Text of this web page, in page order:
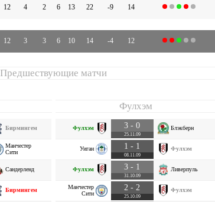
12 4 2 6 13 22 -9 14
12 3 3 6 10 14 -4 12
Предшествующие матчи
Бирмингем
Манчестер
Сити
Сандерленд
Бирмингем
Фулхэм
Фулхэм 3 - 0
25.11.09
Блэкберн
Уиган 1 - 1
08.11.09
Фулхэм
Фулхэм 3 - 1
31.10.09
Ливерпуль
Манчестер
Сити
2 - 2
25.10.09
Фулхэм